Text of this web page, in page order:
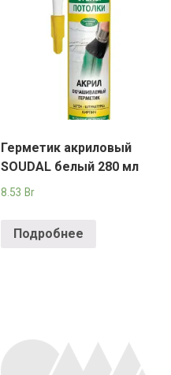
Герметик акриловый
SOUDAL белый 280 мл
8.53 Br
Подробнее